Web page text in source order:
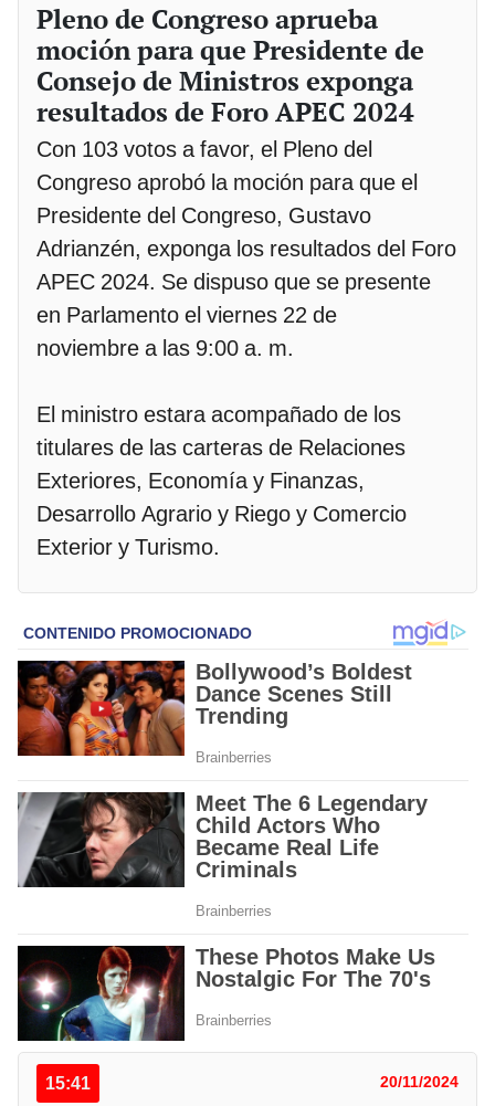
Pleno de Congreso aprueba
moción para que Presidente de
Consejo de Ministros exponga
resultados de Foro APEC 2024
Con 103 votos a favor, el Pleno del
Congreso aprobó la moción para que el
Presidente del Congreso, Gustavo
Adrianzén, exponga los resultados del Foro
APEC 2024. Se dispuso que se presente
en Parlamento el viernes 22 de
noviembre a las 9:00 a. m.
El ministro estara acompañado de los
titulares de las carteras de Relaciones
Exteriores, Economía y Finanzas,
Desarrollo Agrario y Riego y Comercio
Exterior y Turismo.
15:41 20/11/2024